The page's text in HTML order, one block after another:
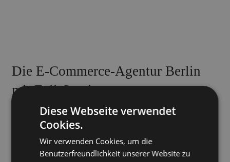
Die E-Commerce-Agentur Berlin
mit Full-Service
Unsere Schwerpunkte im E-Commerce
Wo eine andereE-Commerce Agentur
Arbeit an! Neben derShop-Erstellungmit Shopify, Shopware
& JTL Shopübernehmen wir die zusätzliche Betreuung im
Diese Webseite verwendet
Cookies.
Wir verwenden Cookies, um die
Benutzerfreundlichkeit unserer Website zu